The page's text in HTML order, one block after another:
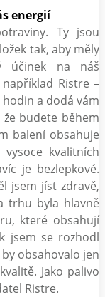
energií
Ty jsou
tak, aby měly
účinek na náš
Ristre –
a dodá vám
budete během
balení obsahuje
kvalitních
je bezlepkové.
jsem jíst zdravě,
trhu byla hlavně
které obsahují
jsem se rozhodl
obsahovalo jen
Jako palivo
Ristre.